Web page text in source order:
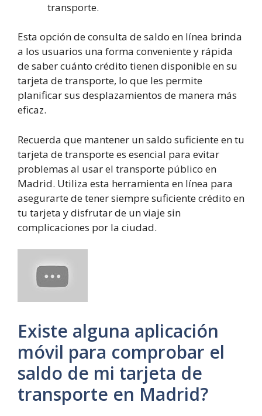
transporte.
Esta opción de consulta de saldo en línea brinda
a los usuarios una forma conveniente y rápida
de saber cuánto crédito tienen disponible en su
tarjeta de transporte, lo que les permite
planificar sus desplazamientos de manera más
eficaz.
Recuerda que mantener un saldo suficiente en tu
tarjeta de transporte es esencial para evitar
problemas al usar el transporte público en
Madrid. Utiliza esta herramienta en línea para
asegurarte de tener siempre suficiente crédito en
tu tarjeta y disfrutar de un viaje sin
complicaciones por la ciudad.
Existe alguna aplicación
móvil para comprobar el
saldo de mi tarjeta de
transporte en Madrid?